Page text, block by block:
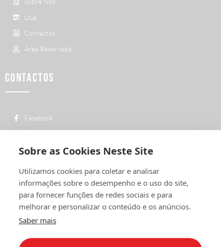
Sobre as Cookies Neste Site
Utilizamos cookies para coletar e analisar
informações sobre o desempenho e o uso do site,
para fornecer funções de redes sociais e para
melhorar e personalizar o conteúdo e os anúncios.
Saber mais
Loja
Contactos
Área Reservada
CONTACTOS
Facebook
nacional
Rua de Outeiro nº 2132
4760-312 Vila Nova de Famalicão